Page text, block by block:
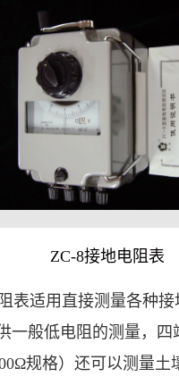
ZC-8接地电阻表
表适用直接测量各种
一般低电阻的测量，四
规格）还可以测量土